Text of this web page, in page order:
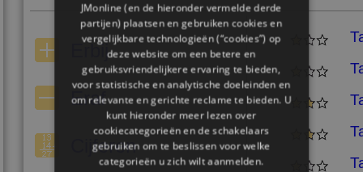
Erbij
Eraf
Cijferen
JMonline (en de hieronder vermelde derde
partijen) plaatsen en gebruiken cookies en
vergelijkbare technologieën (“cookies”) op
deze website om een ​​betere en
gebruiksvriendelijkere ervaring te bieden,
voor statistische en analytische doeleinden en
om relevante en gerichte reclame te bieden. U
kunt hieronder meer lezen over
cookiecategorieën en de schakelaars
gebruiken om te beslissen voor welke
categorieën u zich wilt aanmelden.